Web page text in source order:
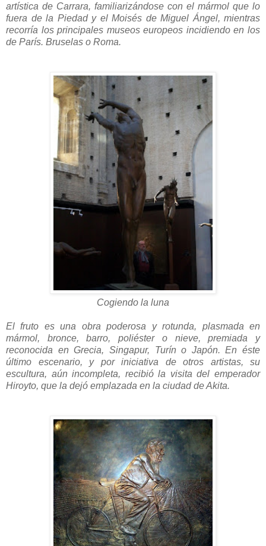
artística de Carrara, familiarizándose con el mármol que lo
fuera de la Piedad y el Moisés de Miguel Ángel, mientras
recorría los principales museos europeos incidiendo en los
de París. Bruselas o Roma.
Cogiendo la luna
El fruto es una obra poderosa y rotunda, plasmada en
mármol, bronce, barro, poliéster o nieve, premiada y
reconocida en Grecia, Singapur, Turín o Japón. En éste
último escenario, y por iniciativa de otros artistas, su
escultura, aún incompleta, recibió la visita del emperador
Hiroyto, que la dejó emplazada en la ciudad de Akita.